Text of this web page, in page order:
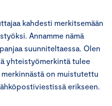
kahdesti merkitsemään
Annamme nämä
suunniteltaessa. Olen
yhteistyömerkintä tulee
merkinnästä on muistutettu
erikseen.